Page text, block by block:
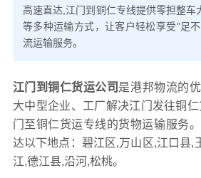
高速直达,江门到铜仁专线提供零担整车
等多种运输方式，让客户轻松享受"足
流运输服务。
江门到铜仁货运公司 是港邦物流的
大中型企业、工厂解决江门发往铜
门至铜仁货运专线的货物运输服务
达以下地点：碧江区,万山区,江口县,
江,德江县,沿河,松桃。